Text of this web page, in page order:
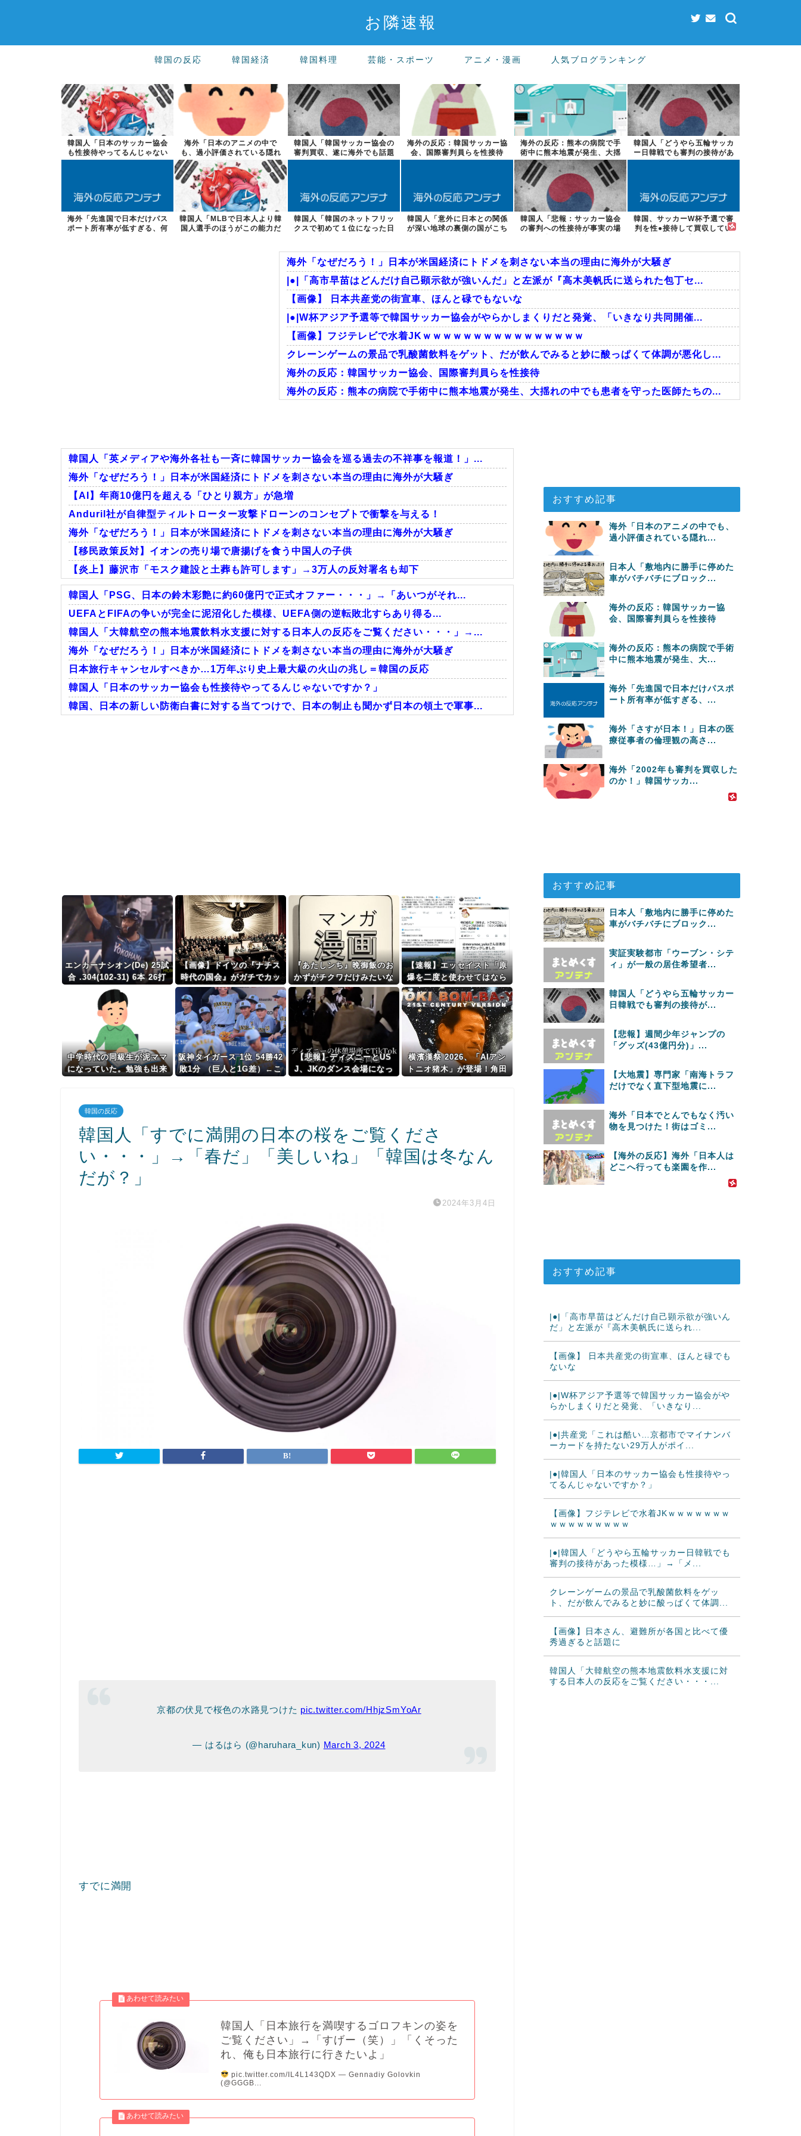
お隣速報
韓国の反応 韓国経済 韓国料理 芸能・スポーツ アニメ・漫画 人気ブログランキング
韓国人「日本のサッカー協会
も性接待やってるんじゃない
ですか？」
海外「日本のアニメの中で
も、過小評価されている隠れ
た名作といえば...
韓国人「韓国サッカー協会の
審判買収、遂に海外でも話題
に…」→「2...
海外の反応：韓国サッカー協
会、国際審判員らを性接待
海外の反応：熊本の病院で手
術中に熊本地震が発生、大揺
れの中でも患...
韓国人「どうやら五輪サッカ
ー日韓戦でも審判の接待があ
った模様…」...
海外「先進国で日本だけパス
ポート所有率が低すぎる、何
韓国人「MLBで日本人より韓
国人選手のほうがこの能力だ
韓国人「韓国のネットフリッ
クスで初めて１位になった日
韓国人「意外に日本との関係
が深い地球の裏側の国がこち
韓国人「悲報：サッカー協会
の審判への性接待が事実の場
韓国、サッカーW杯予選で審
判を性●接待して買収してい
海外「なぜだろう！」日本が米国経済にトドメを刺さない本当の理由に海外が大騒ぎ
|●|「高市早苗はどんだけ自己顕示欲が強いんだ」と左派が『高木美帆氏に送られた包丁セ...
【画像】 日本共産党の街宣車、ほんと碌でもないな
|●|W杯アジア予選等で韓国サッカー協会がやらかしまくりだと発覚、「いきなり共同開催...
【画像】フジテレビで水着JKｗｗｗｗｗｗｗｗｗｗｗｗｗｗｗｗ
クレーンゲームの景品で乳酸菌飲料をゲット、だが飲んでみると妙に酸っぱくて体調が悪化し...
海外の反応：韓国サッカー協会、国際審判員らを性接待
海外の反応：熊本の病院で手術中に熊本地震が発生、大揺れの中でも患者を守った医師たちの...
韓国人「意外に日本との関係が深い地球の裏側の国がこちらです‥」→「国境を越えた驚くべ...
Powered by livedoor 相互RSS
韓国人「英メディアや海外各社も一斉に韓国サッカー協会を巡る過去の不祥事を報道！」...
海外「なぜだろう！」日本が米国経済にトドメを刺さない本当の理由に海外が大騒ぎ
【AI】年商10億円を超える「ひとり親方」が急増
Anduril社が自律型ティルトローター攻撃ドローンのコンセプトで衝撃を与える！
海外「なぜだろう！」日本が米国経済にトドメを刺さない本当の理由に海外が大騒ぎ
【移民政策反対】イオンの売り場で唐揚げを食う中国人の子供
【炎上】藤沢市「モスク建設と土葬も許可します」→3万人の反対署名も却下
Powered by livedoor 相互RSS
韓国人「PSG、日本の鈴木彩艶に約60億円で正式オファー・・・」→「あいつがそれ...
UEFAとFIFAの争いが完全に泥沼化した模様、UEFA側の逆転敗北すらあり得る...
韓国人「大韓航空の熊本地震飲料水支援に対する日本人の反応をご覧ください・・・」→...
海外「なぜだろう！」日本が米国経済にトドメを刺さない本当の理由に海外が大騒ぎ
日本旅行キャンセルすべきか…1万年ぶり史上最大級の火山の兆し＝韓国の反応
韓国人「日本のサッカー協会も性接待やってるんじゃないですか？」
韓国、日本の新しい防衛白書に対する当てつけで、日本の制止も聞かず日本の領土で軍事...
エンカーナシオン(De) 25試
合 .304(102-31) 6本 26打
点 出塁率.311 OPS.831 w
RC+137 WAR+0.7
【画像】ドイツの『ナチス
時代の国会』がガチでカッ
コ良すぎるwwwwwww
『あたしンち』晩御飯のお
かずがチクワだけみたいな
回があった気がする
【速報】エッセイスト「原
爆を二度と使わせてはなら
ない」→リプ「もちろん中
国の核も非難する？」→即
ブロック
中学時代の同級生が泥ママ
になっていた。勉強も出来
か
阪神タイガース 1位 54勝42
敗1分 （巨人と1G差）←こ
【悲報】ディズニーとUS
J、JKのダンス会場になっ
横濱漢祭 2026、「AIアン
トニオ猪木」が登場！角田
韓国の反応
韓国人「すでに満開の日本の桜をご覧くださ
い・・・」→「春だ」「美しいね」「韓国は冬なん
だが？」
2024年3月4日
京都の伏見で桜色の水路見つけた pic.twitter.com/HhjzSmYoAr
— はるはら (@haruhara_kun) March 3, 2024
すでに満開
韓国人「日本旅行を満喫するゴロフキンの姿を
ご覧ください」→「すげー（笑）」「くそった
れ、俺も日本旅行に行きたいよ」
pic.twitter.com/IL4L143QDX — Gennadiy Golovkin
(@GGGB...
おすすめ記事
海外「日本のアニメの中でも、
過小評価されている隠れ...
日本人「敷地内に勝手に停めた
車がバチバチにブロック...
海外の反応：韓国サッカー協
会、国際審判員らを性接待
海外の反応：熊本の病院で手術
中に熊本地震が発生、大...
海外「先進国で日本だけパスポ
ート所有率が低すぎる、...
海外「さすが日本！」日本の医
療従事者の倫理観の高さ...
海外「2002年も審判を買収した
のか！」韓国サッカ...
おすすめ記事
日本人「敷地内に勝手に停めた
車がバチバチにブロック...
実証実験都市「ウーブン・シテ
ィ」が一般の居住希望者...
韓国人「どうやら五輪サッカー
日韓戦でも審判の接待が...
【悲報】週間少年ジャンプの
「グッズ(43億円分)」...
【大地震】専門家「南海トラフ
だけでなく直下型地震に...
海外「日本でとんでもなく汚い
物を見つけた！街はゴミ...
【海外の反応】海外「日本人は
どこへ行っても楽園を作...
おすすめ記事
|●|「高市早苗はどんだけ自己顕示欲が強いん
だ」と左派が『高木美帆氏に送られ...
【画像】 日本共産党の街宣車、ほんと碌でも
ないな
|●|W杯アジア予選等で韓国サッカー協会がや
らかしまくりだと発覚、「いきなり...
|●|共産党「これは酷い…京都市でマイナンバ
ーカードを持たない29万人がポイ...
|●|韓国人「日本のサッカー協会も性接待やっ
てるんじゃないですか？」
【画像】フジテレビで水着JKｗｗｗｗｗｗｗ
ｗｗｗｗｗｗｗｗｗ
|●|韓国人「どうやら五輪サッカー日韓戦でも
審判の接待があった模様…」→「メ...
クレーンゲームの景品で乳酸菌飲料をゲッ
ト、だが飲んでみると妙に酸っぱくて体調...
【画像】日本さん、避難所が各国と比べて優
秀過ぎると話題に
韓国人「大韓航空の熊本地震飲料水支援に対
する日本人の反応をご覧ください・・・...